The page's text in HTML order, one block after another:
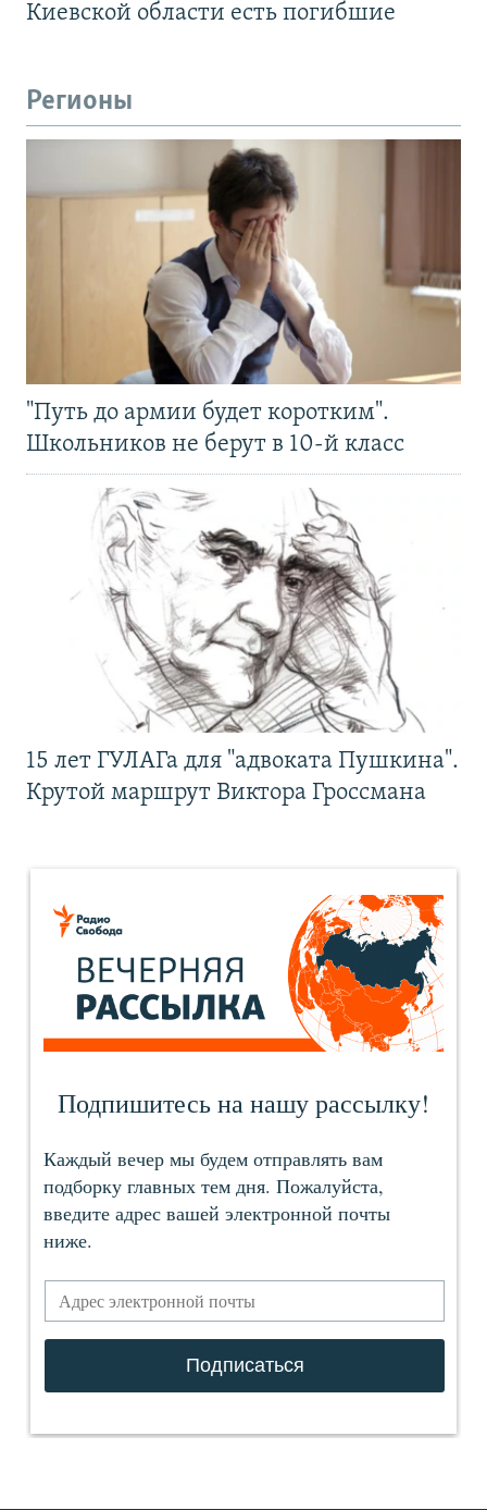
Киевской области есть погибшие
Регионы
"Путь до армии будет коротким".
Школьников не берут в 10-й класс
15 лет ГУЛАГа для "адвоката Пушкина".
Крутой маршрут Виктора Гроссмана